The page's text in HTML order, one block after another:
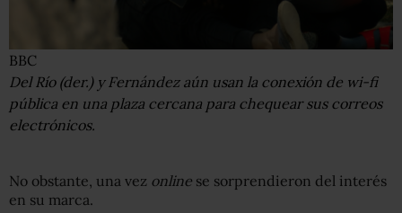
BBC
Del Río (der.) y Fernández aún usan la conexión de wi-fi
pública en una plaza cercana para chequear sus correos
electrónicos.
No obstante, una vez online se sorprendieron del interés
en su marca.